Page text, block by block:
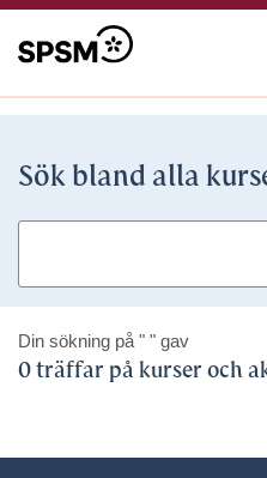
Sök bland alla
Din sökning på " " gav
0 träffar på kurser och